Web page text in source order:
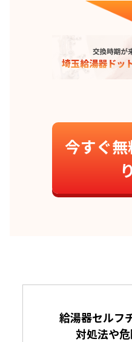
今すぐ
給湯器セルフ
対処法や